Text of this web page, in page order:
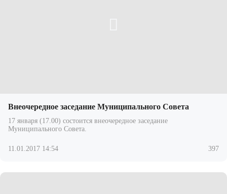
Внеочередное заседание Муниципального Совета
17 января (17.00) состоится внеочередное заседание
Муниципального Совета.
11.01.2017 14:54 397